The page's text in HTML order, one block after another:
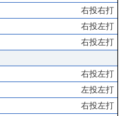
右投右打
右投左打
右投左打
右投左打
左投左打
右投左打